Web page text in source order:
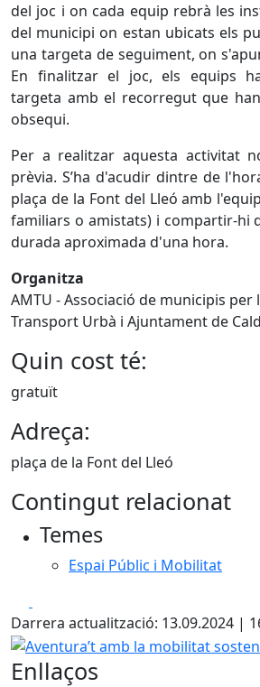
del joc i on cada equip rebrà les
del municipi on estan ubicats els
una targeta de seguiment, on
En finalitzar el joc, els equips
targeta amb el recorregut que
obsequi.
Per a realitzar aquesta activitat
prèvia. S’ha d'acudir dintre de
plaça de la Font del Lleó amb
familiars o amistats) i compartir-hi
durada aproximada d'una hora.
Organitza
AMTU - Associació de municipis
Transport Urbà i Ajuntament de
Quin cost té:
gratuït
Adreça:
plaça de la Font del Lleó
Contingut relacionat
Temes
Espai Públic i Mobilitat
Darrera actualització: 13.09.2024 |
Aventura’t amb la mobilitat
Enllaços